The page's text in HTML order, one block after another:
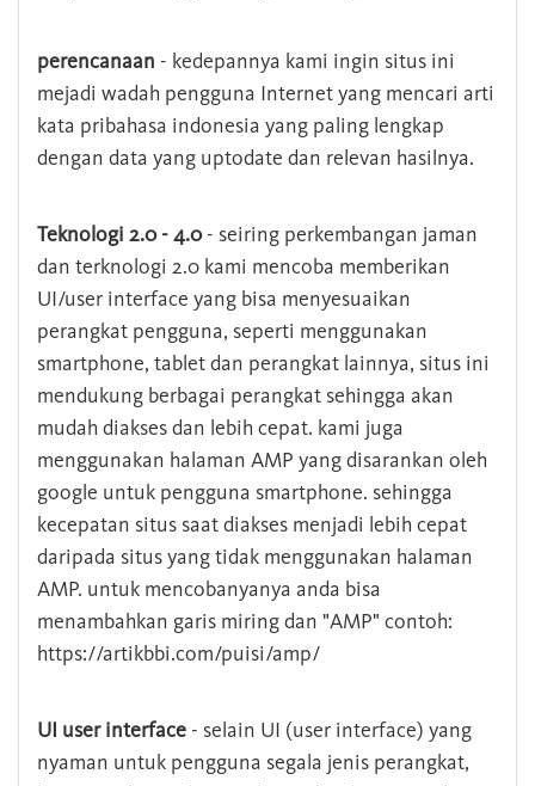
perencanaan - kedepannya kami ingin situs ini
mejadi wadah pengguna Internet yang mencari arti
kata pribahasa indonesia yang paling lengkap
dengan data yang uptodate dan relevan hasilnya.
Teknologi 2.0 - 4.0- seiring perkembangan jaman
dan terknologi 2.0 kami mencoba memberikan
UI/user interface yang bisa menyesuaikan
perangkat pengguna, seperti menggunakan
smartphone, tablet dan perangkat lainnya, situs ini
mendukung berbagai perangkat sehingga akan
mudah diakses dan lebih cepat. kami juga
menggunakan halaman AMP yang disarankan oleh
google untuk pengguna smartphone. sehingga
kecepatan situs saat diakses menjadi lebih cepat
daripada situs yang tidak menggunakan halaman
AMP. untuk mencobanyanya anda bisa
menambahkan garis miring dan "AMP" contoh:
https://artikbbi.com/puisi/amp/
UI user interface - selain UI (user interface) yang
nyaman untuk pengguna segala jenis perangkat,